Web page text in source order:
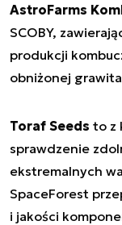
AstroFarms
SCOBY,
produkcji
obniżonej
Toraf Seeds to z
sprawdzenie
ekstremalnych
SpaceForest
i jakości